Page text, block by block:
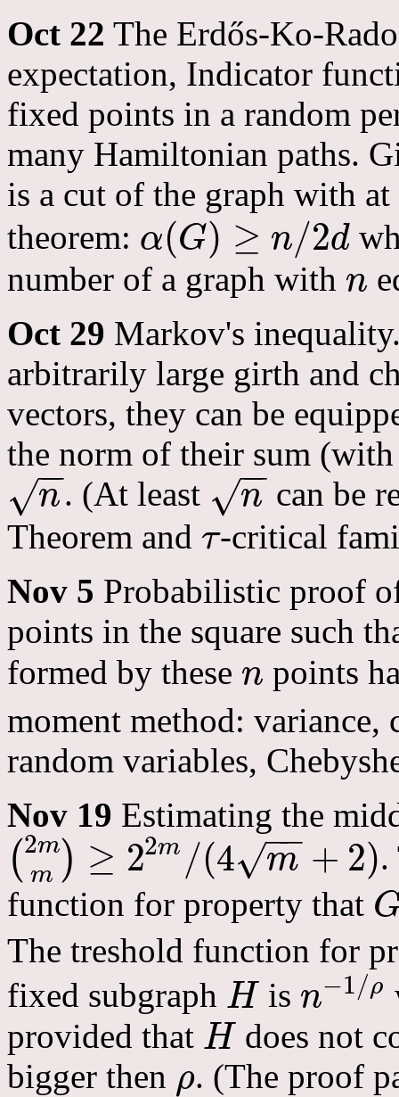
Oct 22 The Erdős-Ko-
expectation, Indicator
fixed points in a random
many Hamiltonian paths.
is a cut of the graph with
theorem: α(G) ≥ n/2d
α(G ≥ n/2d
number of a graph with n
n
Oct 29 Markov's
arbitrarily large girth and
vectors, they can be
the norm of their sum
n
−
−
√
n . (At least n
−
−
√
n
can be
Theorem and τ-critical
Nov 5 Probabilistic proof
points in the square such
formed by these n
n
points
moment method: variance,
random variables,
Nov 19 Estimating the
( 2m
m ) ≥ 22m /(4 m
−−
√ + 2)
2 m 4m+
.
function for property that
G(n,
The treshold function for
fixed subgraph H
H is n−1/ρ
n−1
provided that H
H
does not
bigger then ρ
ρ
. (The proof